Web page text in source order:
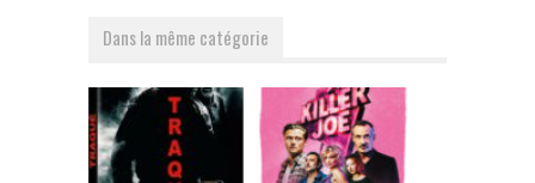
Dans la même catégorie